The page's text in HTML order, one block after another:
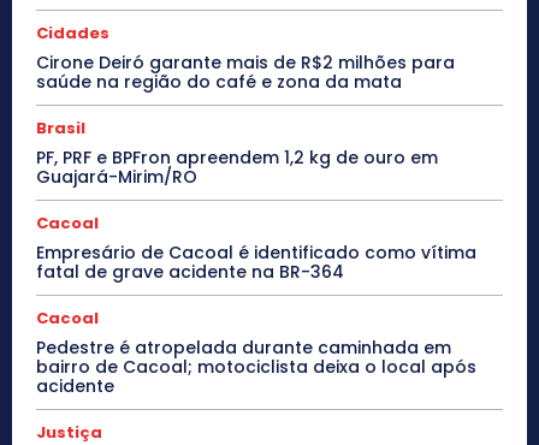
Cidades
Cirone Deiró garante mais de R$2 milhões para
saúde na região do café e zona da mata
Brasil
PF, PRF e BPFron apreendem 1,2 kg de ouro em
Guajará-Mirim/RO
Cacoal
Empresário de Cacoal é identificado como vítima
fatal de grave acidente na BR-364
Cacoal
Pedestre é atropelada durante caminhada em
bairro de Cacoal; motociclista deixa o local após
acidente
Justiça